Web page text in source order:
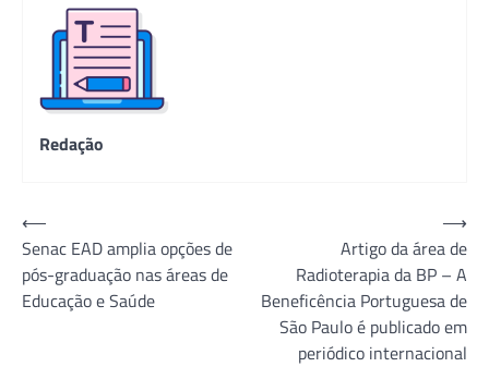
Redação
Navegação
de
Post
⟵
Senac EAD amplia opções de
pós-graduação nas áreas de
Educação e Saúde
Artigo da área de
Radioterapia da BP – A
Beneficência Portuguesa de
São Paulo é publicado em
periódico internacional
⟶